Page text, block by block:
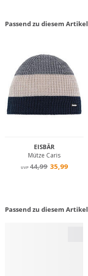
Passend zu diesem Artikel
Passend zu diesem Artikel